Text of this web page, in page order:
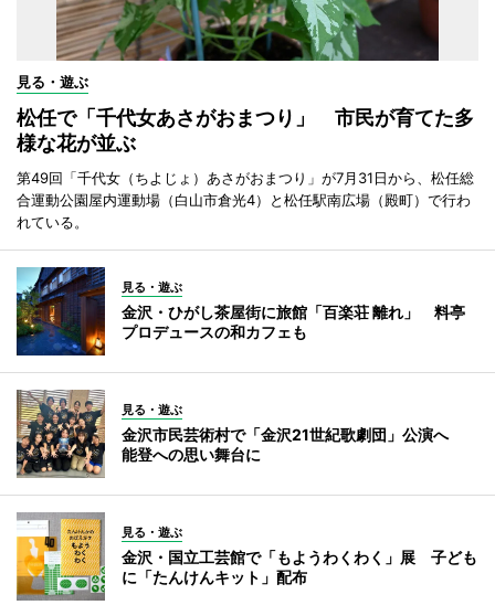
見る・遊ぶ
松任で「千代女あさがおまつり」 市民が育てた多
様な花が並ぶ
第49回「千代女（ちよじょ）あさがおまつり」が7月31日から、松任総
合運動公園屋内運動場（白山市倉光4）と松任駅南広場（殿町）で行わ
れている。
見る・遊ぶ
金沢・ひがし茶屋街に旅館「百楽荘 離れ」 料亭
プロデュースの和カフェも
見る・遊ぶ
金沢市民芸術村で「金沢21世紀歌劇団」公演へ
能登への思い舞台に
見る・遊ぶ
金沢・国立工芸館で「もようわくわく」展 子ども
に「たんけんキット」配布